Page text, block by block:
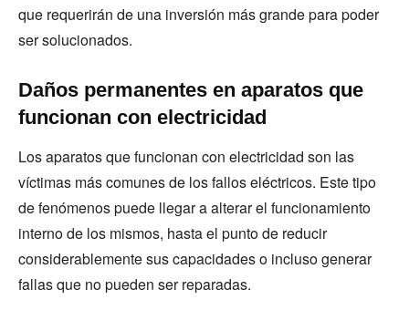
que requerirán de una inversión más grande para poder
ser solucionados.
Daños permanentes en aparatos que
funcionan con electricidad
Los aparatos que funcionan con electricidad son las
víctimas más comunes de los fallos eléctricos. Este tipo
de fenómenos puede llegar a alterar el funcionamiento
interno de los mismos, hasta el punto de reducir
considerablemente sus capacidades o incluso generar
fallas que no pueden ser reparadas.